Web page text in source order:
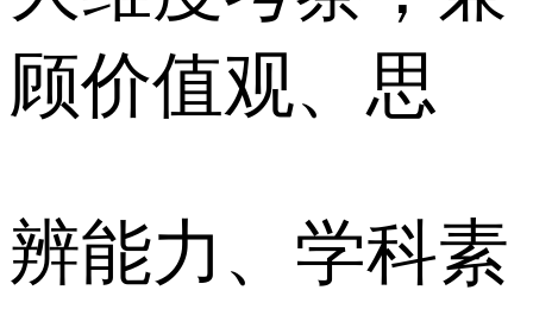
顾价值观、思
辨能力、学科素